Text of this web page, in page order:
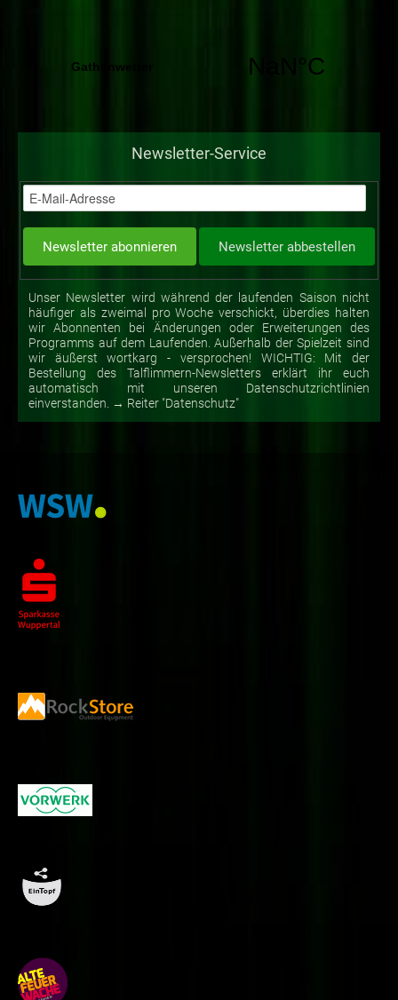
Newsletter-Service
Unser Newsletter wird während der laufenden Saison nicht
häufiger als zweimal pro Woche verschickt, überdies halten
wir Abonnenten bei Änderungen oder Erweiterungen des
Programms auf dem Laufenden. Außerhalb der Spielzeit sind
wir äußerst wortkarg - versprochen! WICHTIG: Mit der
Bestellung des Talflimmern-Newsletters erklärt ihr euch
automatisch mit unseren Datenschutzrichtlinien
einverstanden. → Reiter "Datenschutz"